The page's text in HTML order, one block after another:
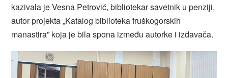
kazivala je Vesna Petrović, bibliotekar savetnik u penziji,
autor projekta „Katalog biblioteka fruškogorskih
manastira” koja je bila spona između autorke i izdavača.